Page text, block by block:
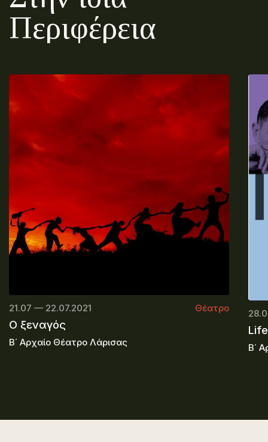
Περιφέρεια
21.07 — 22.07.2021 Θέατρο
Ο ξεναγός
Β΄ Αρχαίο Θέατρο Λάρισας Β΄